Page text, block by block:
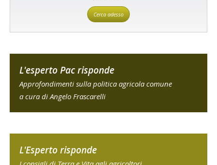
Cerca adesso
L'esperto Pac risponde
Approfondimenti sulla politica agricola comune
a cura di Angelo Frascarelli
L'Esperto risponde